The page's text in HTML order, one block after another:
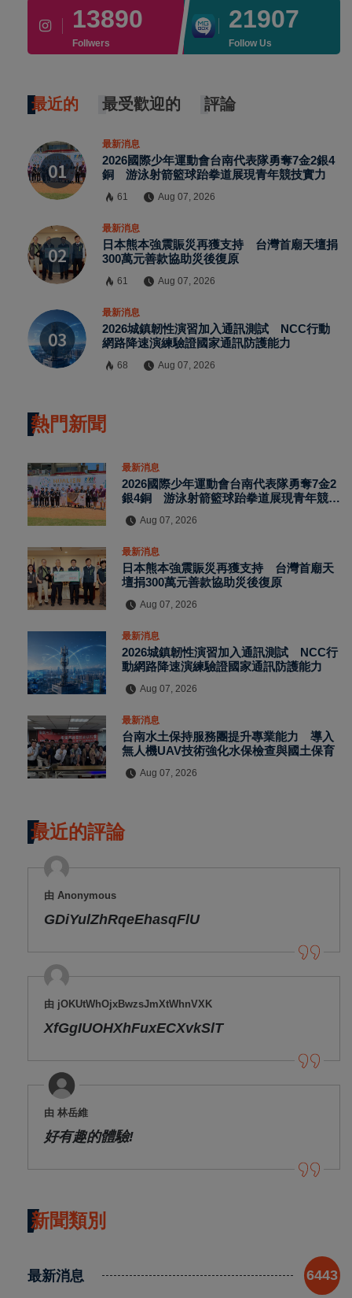
13890
Follwers
21907
Follow Us
最近的 最受歡迎的 評論
最新消息
2026國際少年運動會台南代表隊勇奪7金2銀4
銅 游泳射箭籃球跆拳道展現青年競技實力
61 Aug 07, 2026
最新消息
日本熊本強震賑災再獲支持 台灣首廟天壇捐
300萬元善款協助災後復原
61 Aug 07, 2026
最新消息
2026城鎮韌性演習加入通訊測試 NCC行動
網路降速演練驗證國家通訊防護能力
68 Aug 07, 2026
熱門新聞
最新消息
2026國際少年運動會台南代表隊勇奪7金2
銀4銅 游泳射箭籃球跆拳道展現青年競技
Aug 07, 2026
最新消息
日本熊本強震賑災再獲支持 台灣首廟天
壇捐300萬元善款協助災後復原
Aug 07, 2026
最新消息
2026城鎮韌性演習加入通訊測試 NCC行
動網路降速演練驗證國家通訊防護能力
Aug 07, 2026
最新消息
台南水土保持服務團提升專業能力 導入
無人機UAV技術強化水保檢查與國土保育
Aug 07, 2026
最近的評論
由 Anonymous
GDiYulZhRqeEhasqFlU
由 jOKUtWhOjxBwzsJmXtWhnVXK
XfGgIUOHXhFuxECXvkSlT
由 林岳維
好有趣的體驗!
新聞類別
最新消息 6443